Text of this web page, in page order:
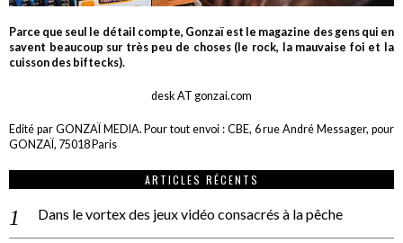
Parce que seul le détail compte, Gonzaï est le magazine des gens qui en
savent beaucoup sur très peu de choses (le rock, la mauvaise foi et la
cuisson des biftecks).
desk AT gonzai.com
Edité par GONZAÏ MEDIA. Pour tout envoi : CBE, 6 rue André Messager, pour
GONZAÏ, 75018 Paris
ARTICLES RÉCENTS
Dans le vortex des jeux vidéo consacrés à la pêche